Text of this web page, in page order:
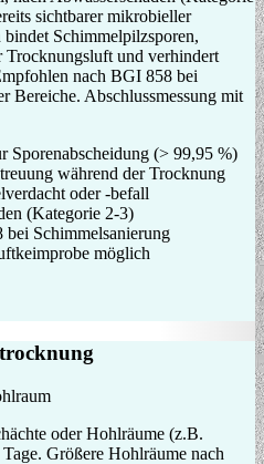
sichtbarer mikrobieller
Schimmelpilzsporen,
Trocknungsluft und verhindert
nach BGI 858 bei
Bereiche. Abschlussmessung mit
(> 99,95 %)
während der Trocknung
oder -befall
(Kategorie 2-3)
Schimmelsanierung
möglich
oder Hohlräume (z.B.
Größere Hohlräume nach